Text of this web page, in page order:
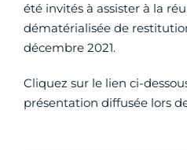
été invités à assister à la
dématérialisée de
décembre 2021.
Cliquez sur le lien ci-
présentation diffusée lors